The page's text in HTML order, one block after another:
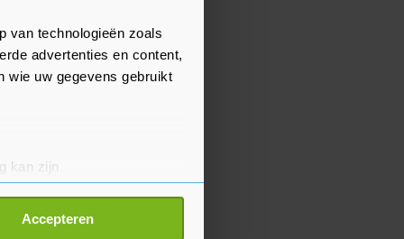
van technologieën zoals
advertenties en content,
wie uw gegevens gebruikt
kan zijn
detailgedeelte
Accepteren